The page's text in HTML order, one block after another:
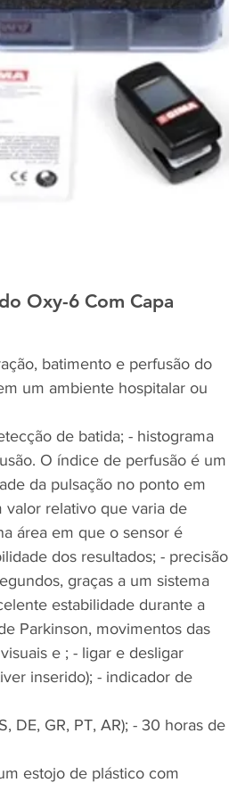
Oxy-6 Com Capa
batimento e perfusão do
um ambiente hospitalar ou
de batida; - histograma
O índice de perfusão é um
da pulsação no ponto em
valor relativo que varia de
área em que o sensor é
dos resultados; - precisão
graças a um sistema
estabilidade durante a
Parkinson, movimentos das
e ; - ligar e desligar
inserido); - indicador de
DE, GR, PT, AR); - 30 horas de
estojo de plástico com